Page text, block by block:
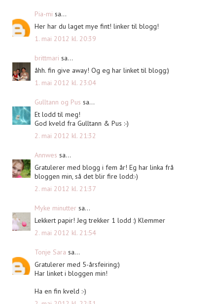
Pia-mi sa...
Her har du laget mye fint! linker til blogg!
1. mai 2012 kl. 20:39
brittmari sa...
åhh. fin give away! Og eg har linket til blogg:)
1. mai 2012 kl. 23:04
Gulltann og Pus sa...
Et lodd til meg!
God kveld fra Gulltann & Pus :-)
2. mai 2012 kl. 21:32
Annwes sa...
Gratulerer med blogg i fem år! Eg har linka frå
bloggen min, så det blir fire lodd:-)
2. mai 2012 kl. 21:37
Myke minutter sa...
Lekkert papir! Jeg trekker 1 lodd :) Klemmer
2. mai 2012 kl. 21:54
Tonje Sara sa...
Gratulerer med 5-årsfeiring:)
Har linket i bloggen min!
Ha en fin kveld :-)